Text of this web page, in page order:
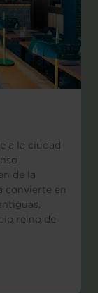
a la ciudad
de la
convierte en
reino de